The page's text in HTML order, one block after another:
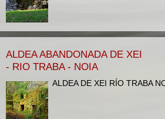
ALDEA ABANDONADA DE XEI
- RIO TRABA - NOIA
ALDEA DE XEI RÍO